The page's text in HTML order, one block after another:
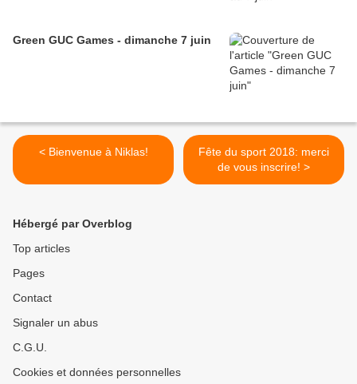
Green GUC Games - dimanche 7 juin
< Bienvenue à Niklas!
Fête du sport 2018: merci
de vous inscrire! >
Hébergé par Overblog
Top articles
Pages
Contact
Signaler un abus
C.G.U.
Cookies et données personnelles